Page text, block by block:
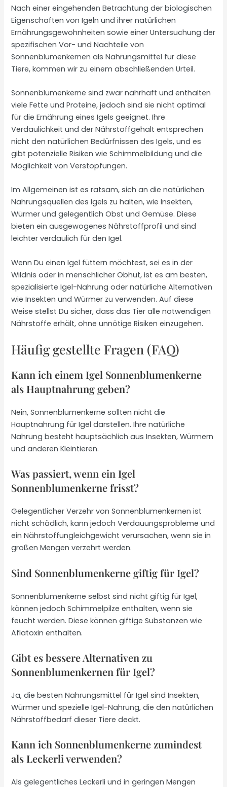
Nach einer eingehenden Betrachtung der biologischen
Eigenschaften von Igeln und ihrer natürlichen
Ernährungsgewohnheiten sowie einer Untersuchung der
spezifischen Vor- und Nachteile von
Sonnenblumenkernen als Nahrungsmittel für diese
Tiere, kommen wir zu einem abschließenden Urteil.
Sonnenblumenkerne sind zwar nahrhaft und enthalten
viele Fette und Proteine, jedoch sind sie nicht optimal
für die Ernährung eines Igels geeignet. Ihre
Verdaulichkeit und der Nährstoffgehalt entsprechen
nicht den natürlichen Bedürfnissen des Igels, und es
gibt potenzielle Risiken wie Schimmelbildung und die
Möglichkeit von Verstopfungen.
Im Allgemeinen ist es ratsam, sich an die natürlichen
Nahrungsquellen des Igels zu halten, wie Insekten,
Würmer und gelegentlich Obst und Gemüse. Diese
bieten ein ausgewogenes Nährstoffprofil und sind
leichter verdaulich für den Igel.
Wenn Du einen Igel füttern möchtest, sei es in der
Wildnis oder in menschlicher Obhut, ist es am besten,
spezialisierte Igel-Nahrung oder natürliche Alternativen
wie Insekten und Würmer zu verwenden. Auf diese
Weise stellst Du sicher, dass das Tier alle notwendigen
Nährstoffe erhält, ohne unnötige Risiken einzugehen.
Häufig gestellte Fragen (FAQ)
Kann ich einem Igel Sonnenblumenkerne
als Hauptnahrung geben?
Nein, Sonnenblumenkerne sollten nicht die
Hauptnahrung für Igel darstellen. Ihre natürliche
Nahrung besteht hauptsächlich aus Insekten, Würmern
und anderen Kleintieren.
Was passiert, wenn ein Igel
Sonnenblumenkerne frisst?
Gelegentlicher Verzehr von Sonnenblumenkernen ist
nicht schädlich, kann jedoch Verdauungsprobleme und
ein Nährstoffungleichgewicht verursachen, wenn sie in
großen Mengen verzehrt werden.
Sind Sonnenblumenkerne giftig für Igel?
Sonnenblumenkerne selbst sind nicht giftig für Igel,
können jedoch Schimmelpilze enthalten, wenn sie
feucht werden. Diese können giftige Substanzen wie
Aflatoxin enthalten.
Gibt es bessere Alternativen zu
Sonnenblumenkernen für Igel?
Ja, die besten Nahrungsmittel für Igel sind Insekten,
Würmer und spezielle Igel-Nahrung, die den natürlichen
Nährstoffbedarf dieser Tiere deckt.
Kann ich Sonnenblumenkerne zumindest
als Leckerli verwenden?
Als gelegentliches Leckerli und in geringen Mengen